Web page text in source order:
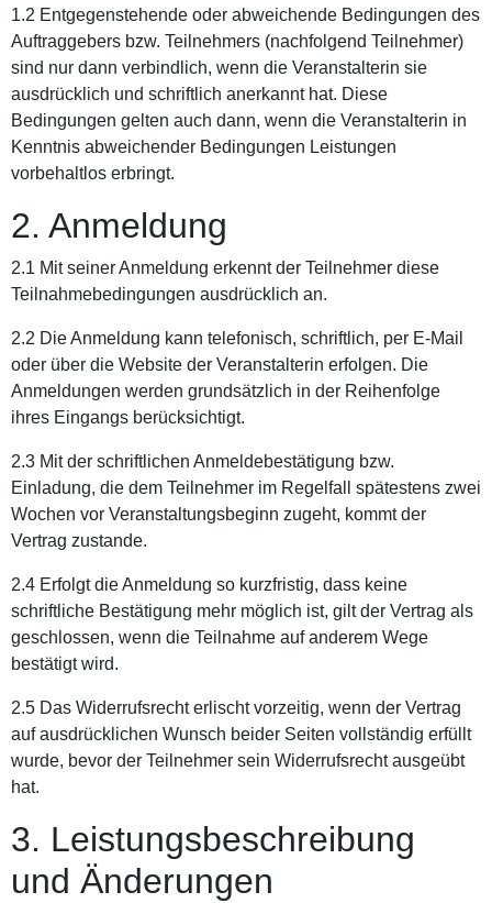
1.2 Entgegenstehende oder abweichende Bedingungen des
Auftraggebers bzw. Teilnehmers (nachfolgend Teilnehmer)
sind nur dann verbindlich, wenn die Veranstalterin sie
ausdrücklich und schriftlich anerkannt hat. Diese
Bedingungen gelten auch dann, wenn die Veranstalterin in
Kenntnis abweichender Bedingungen Leistungen
vorbehaltlos erbringt.
2. Anmeldung
2.1 Mit seiner Anmeldung erkennt der Teilnehmer diese
Teilnahmebedingungen ausdrücklich an.
2.2 Die Anmeldung kann telefonisch, schriftlich, per E-Mail
oder über die Website der Veranstalterin erfolgen. Die
Anmeldungen werden grundsätzlich in der Reihenfolge
ihres Eingangs berücksichtigt.
2.3 Mit der schriftlichen Anmeldebestätigung bzw.
Einladung, die dem Teilnehmer im Regelfall spätestens zwei
Wochen vor Veranstaltungsbeginn zugeht, kommt der
Vertrag zustande.
2.4 Erfolgt die Anmeldung so kurzfristig, dass keine
schriftliche Bestätigung mehr möglich ist, gilt der Vertrag als
geschlossen, wenn die Teilnahme auf anderem Wege
bestätigt wird.
2.5 Das Widerrufsrecht erlischt vorzeitig, wenn der Vertrag
auf ausdrücklichen Wunsch beider Seiten vollständig erfüllt
wurde, bevor der Teilnehmer sein Widerrufsrecht ausgeübt
hat.
3. Leistungsbeschreibung
und Änderungen